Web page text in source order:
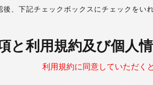
「国内公式アカウント」といいます）について
客様に不当な不利益を生じさせない場合、民法
当社サービス及び関連サービス（お客様が検討
当社サービスの提供、保守、改善・開発のため
後、下記チェックボックスにチェックをい
と利用規約及び個人
利用規約に同意していただく